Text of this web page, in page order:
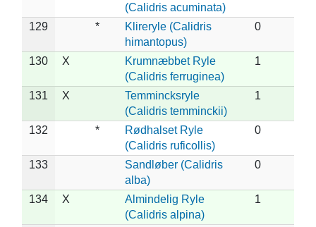
(Calidris acuminata)
129 *
Klireryle (Calidris
himantopus)
0
130 X
Krumnæbbet Ryle
(Calidris ferruginea)
1
131 X
Temmincksryle
(Calidris temminckii)
1
132 *
Rødhalset Ryle
(Calidris ruficollis)
0
133
Sandløber (Calidris
alba)
0
134 X
Almindelig Ryle
(Calidris alpina)
1